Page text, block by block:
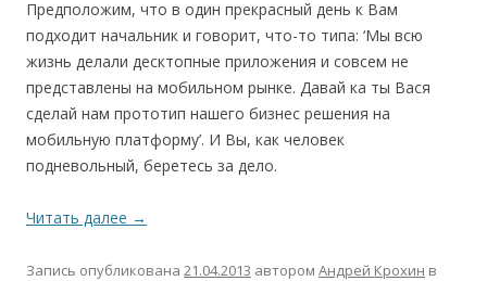
Предположим, что в один прекрасный день к Вам
подходит начальник и говорит, что-то типа: ‘Мы всю
жизнь делали десктопные приложения и совсем не
представлены на мобильном рынке. Давай ка ты Вася
сделай нам прототип нашего бизнес решения на
мобильную платформу’. И Вы, как человек
подневольный, беретесь за дело.
Читать далее →
Запись опубликована 21.04.2013 автором Андрей Крохин в